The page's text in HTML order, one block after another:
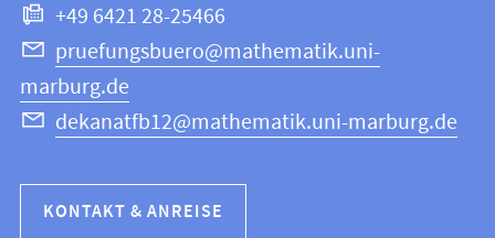
+49 6421 28-25466
pruefungsbuero@mathematik.uni-
marburg.de
dekanatfb12@mathematik.uni-marburg.de
KONTAKT & ANREISE